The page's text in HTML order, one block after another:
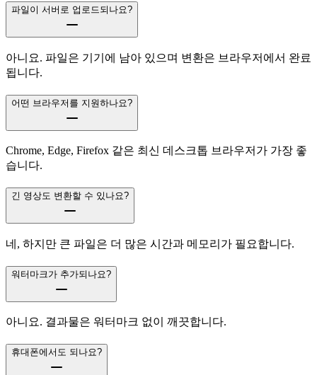
파일이 서버로 업로드되나요?
아니요. 파일은 기기에 남아 있으며 변환은 브라우저에서 완료
됩니다.
어떤 브라우저를 지원하나요?
Chrome, Edge, Firefox 같은 최신 데스크톱 브라우저가 가장 좋
습니다.
긴 영상도 변환할 수 있나요?
네, 하지만 큰 파일은 더 많은 시간과 메모리가 필요합니다.
워터마크가 추가되나요?
아니요. 결과물은 워터마크 없이 깨끗합니다.
휴대폰에서도 되나요?